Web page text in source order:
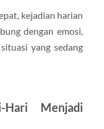
kejadian harian
dengan emosi,
yang sedang
Hari Menjadi